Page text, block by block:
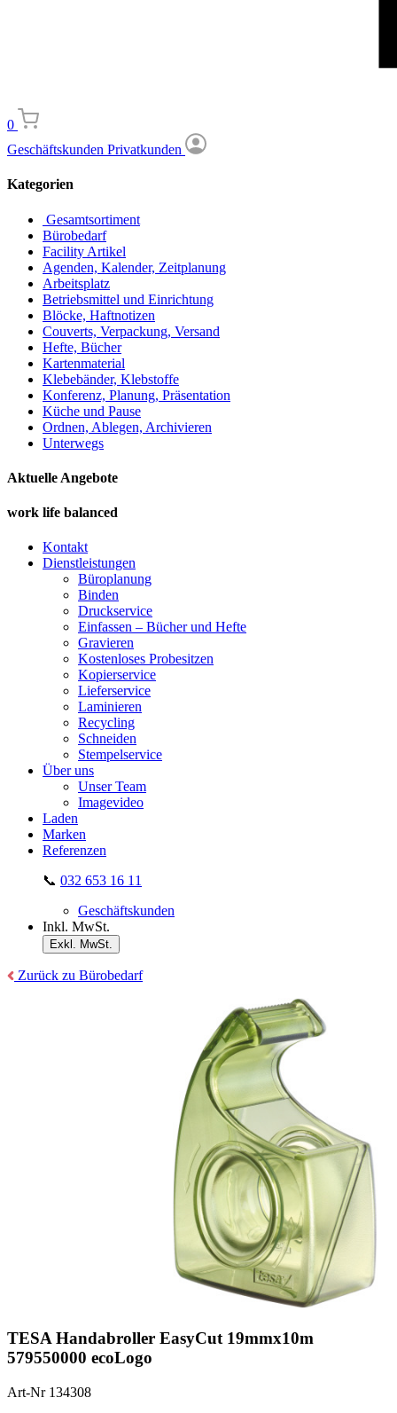
0
Geschäftskunden Privatkunden
Kategorien
Gesamtsortiment
Bürobedarf
Facility Artikel
Agenden, Kalender, Zeitplanung
Arbeitsplatz
Betriebsmittel und Einrichtung
Blöcke, Haftnotizen
Couverts, Verpackung, Versand
Hefte, Bücher
Kartenmaterial
Klebebänder, Klebstoffe
Konferenz, Planung, Präsentation
Küche und Pause
Ordnen, Ablegen, Archivieren
Unterwegs
Aktuelle Angebote
work life balanced
Kontakt
Dienstleistungen
Büroplanung
Binden
Druckservice
Einfassen – Bücher und Hefte
Gravieren
Kostenloses Probesitzen
Kopierservice
Lieferservice
Laminieren
Recycling
Schneiden
Stempelservice
Über uns
Unser Team
Imagevideo
Laden
Marken
Referenzen
📞 032 653 16 11
Geschäftskunden
Inkl. MwSt.
Exkl. MwSt.
Zurück zu Bürobedarf
TESA Handabroller EasyCut 19mmx10m
579550000 ecoLogo
Art-Nr 134308